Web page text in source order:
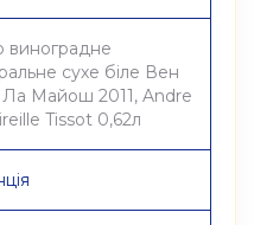
виноградне
сухе біле Вен
Майош 2011, Andre
Tissot 0,62л